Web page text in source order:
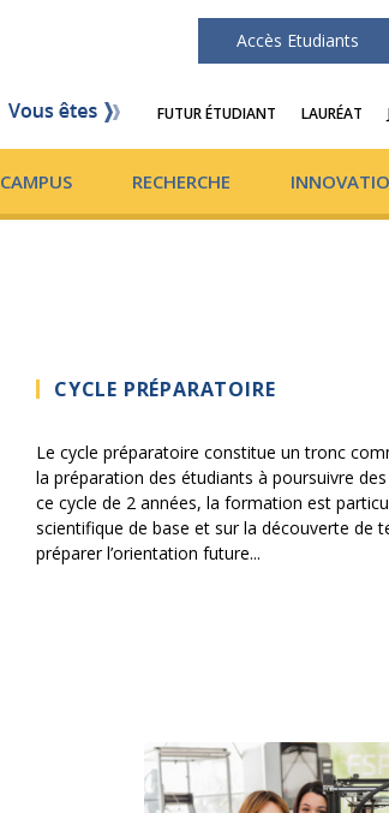
Accès Etudiants
FUTUR ÉTUDIANT LAURÉAT
CAMPUS RECHERCHE
CYCLE PRÉPARATOIRE
Le cycle préparatoire constitue un tronc
la préparation des étudiants à poursuivre
ce cycle de 2 années, la formation est
scientifique de base et sur la découverte de
préparer l’orientation future...